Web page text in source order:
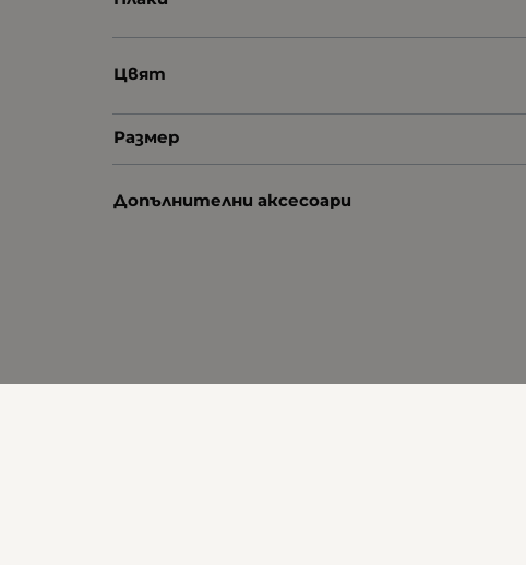
Цвят
Размер
Допълнителни аксесоари